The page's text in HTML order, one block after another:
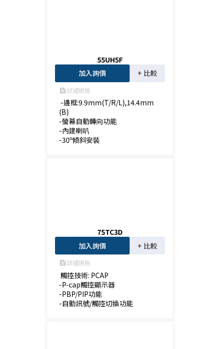
55UH5F
加入詢價
+ 比較
feed詳細規格
-邊框:9.9mm(T/R/L),14.4mm
(B)
-螢幕自動轉向功能
-內建喇叭
-30º傾斜安裝
75TC3D
加入詢價
+ 比較
feed詳細規格
觸控技術: PCAP
-P-cap觸控顯示器
-PBP/PIP功能
-自動訊號/觸控切換功能